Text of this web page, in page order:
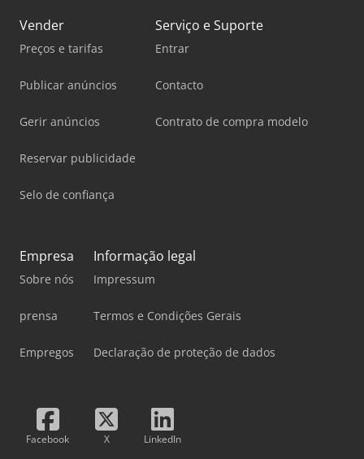
Vender
Preços e tarifas
Publicar anúncios
Gerir anúncios
Reservar publicidade
Selo de confiança
Serviço e Suporte
Entrar
Contacto
Contrato de compra modelo
Empresa
Sobre nós
prensa
Empregos
Informação legal
Impressum
Termos e Condições Gerais
Declaração de proteção de dados
Facebook X LinkedIn